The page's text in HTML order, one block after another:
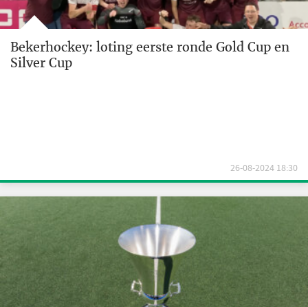
Bekerhockey: loting eerste ronde Gold Cup en
Silver Cup
26-08-2024 18:30